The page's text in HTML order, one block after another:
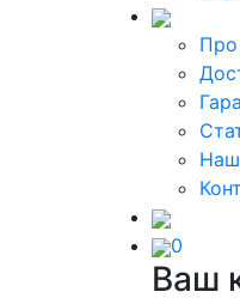
Про
0
Ваш